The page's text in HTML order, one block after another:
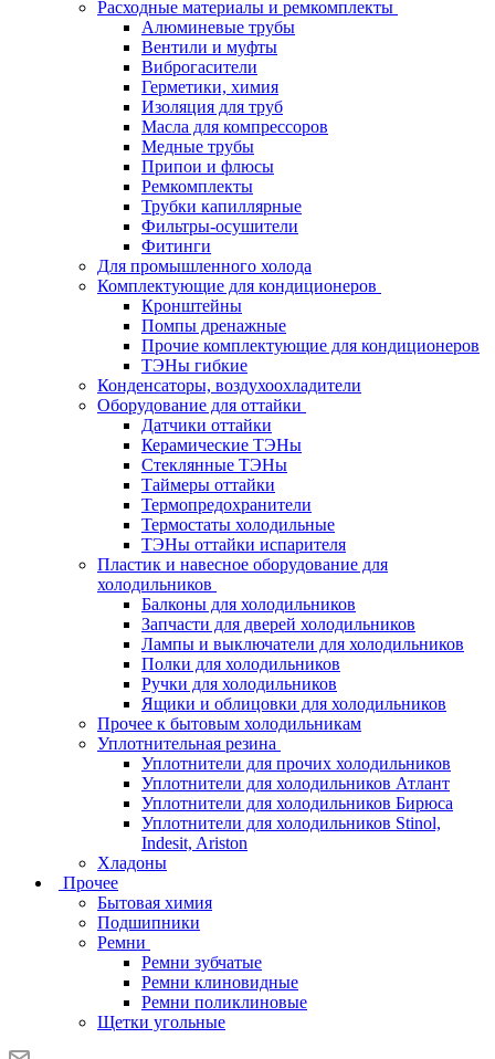
Расходные материалы и ремкомплекты
Алюминевые трубы
Вентили и муфты
Виброгасители
Герметики, химия
Изоляция для труб
Масла для компрессоров
Медные трубы
Припои и флюсы
Ремкомплекты
Трубки капиллярные
Фильтры-осушители
Фитинги
Для промышленного холода
Комплектующие для кондиционеров
Кронштейны
Помпы дренажные
Прочие комплектующие для кондиционеров
ТЭНы гибкие
Конденсаторы, воздухоохладители
Оборудование для оттайки
Датчики оттайки
Керамические ТЭНы
Стеклянные ТЭНы
Таймеры оттайки
Термопредохранители
Термостаты холодильные
ТЭНы оттайки испарителя
Пластик и навесное оборудование для
холодильников
Балконы для холодильников
Запчасти для дверей холодильников
Лампы и выключатели для холодильников
Полки для холодильников
Ручки для холодильников
Ящики и облицовки для холодильников
Прочее к бытовым холодильникам
Уплотнительная резина
Уплотнители для прочих холодильников
Уплотнители для холодильников Атлант
Уплотнители для холодильников Бирюса
Уплотнители для холодильников Stinol,
Indesit, Ariston
Хладоны
Прочее
Бытовая химия
Подшипники
Ремни
Ремни зубчатые
Ремни клиновидные
Ремни поликлиновые
Щетки угольные